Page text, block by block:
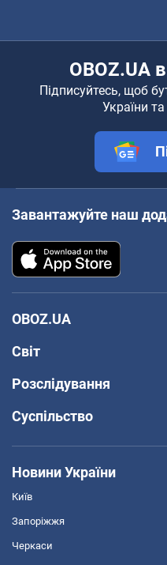
OBOZ.UA
Підписуйтесь, щоб
України та
Завантажуйте наш
OBOZ.UA
Світ
Розслідування
Суспільство
Новини України
Київ
Запоріжжя
Черкаси